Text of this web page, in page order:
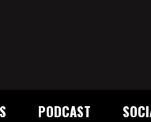
PODCAST